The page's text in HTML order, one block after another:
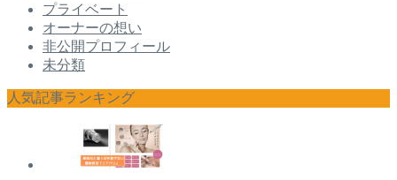
プライベート
オーナーの想い
非公開プロフィール
未分類
人気記事ランキング